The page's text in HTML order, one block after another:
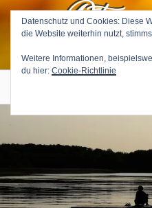
Zum
Inhalt
springen
Datenschutz und Cookies: Diese
die Website weiterhin nutzt,
Weitere Informationen,
du hier: Cookie-Richtlinie